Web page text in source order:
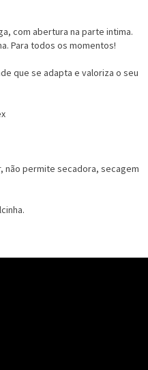
com abertura na parte intima.
Para todos os momentos!
que se adapta e valoriza o seu
não permite secadora, secagem